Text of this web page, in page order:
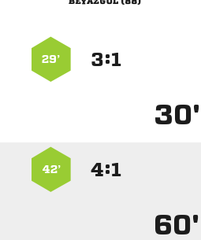
:
29’
30'
:
42’
60'